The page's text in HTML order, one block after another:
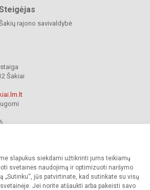
slapukus siekdami užtikrinti jums teikiamų
svetainės naudojimą ir optimizuoti naršymo
„Sutinku“, jūs patvirtinate, kad sutinkate su visų
Jei norite atšaukti arba pakeisti savo
rajono savivaldybė
Šakiai
mokykla. Visos teisės saugomos.
mokyklos sutikimo griežtai draudžiama.
Slapukų politika Privatumo politika